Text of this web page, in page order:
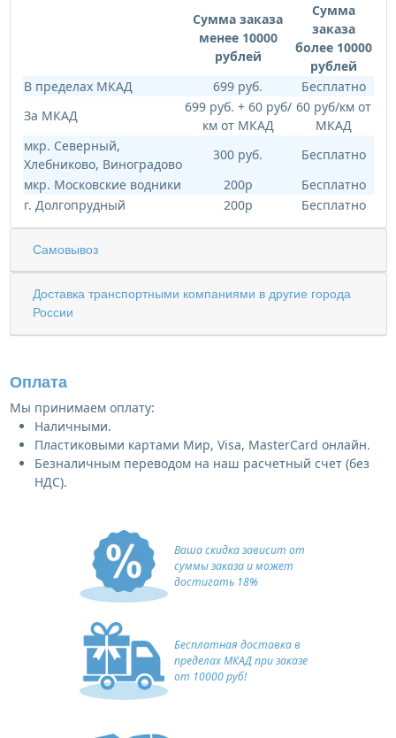
Сумма заказа
менее 10000
рублей
Сумма
заказа
более 10000
рублей
В пределах МКАД
699 руб.
Бесплатно
За МКАД
699 руб. + 60 руб/
км от МКАД
60 руб/км от
МКАД
мкр. Северный,
Хлебниково, Виноградово
300 руб.
Бесплатно
мкр. Московские водники
200р
Бесплатно
г. Долгопрудный
200р Бесплатно
Самовывоз
Доставка транспортными компаниями в другие города
России
Оплата
Мы принимаем оплату:
Наличными.
Пластиковыми картами Мир, Visa, MasterCard онлайн.
Безналичным переводом на наш расчетный счет (без
НДС).
Ваша скидка зависит от
суммы заказа и может
достигать 18%
Бесплатная доставка в
пределах МКАД при заказе
от 10000 руб!